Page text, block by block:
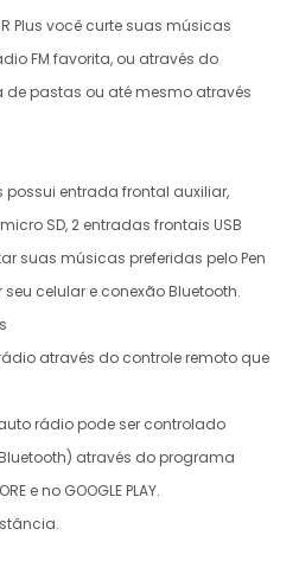
Plus você curte suas músicas
FM favorita, ou através do
de pastas ou até mesmo através
possui entrada frontal auxiliar,
SD, 2 entradas frontais USB
suas músicas preferidas pelo Pen
celular e conexão Bluetooth.
através do controle remoto que
rádio pode ser controlado
através do programa
e no GOOGLE PLAY.